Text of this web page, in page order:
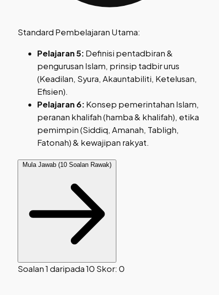
Standard Pembelajaran Utama:
Pelajaran 5: Definisi pentadbiran &
pengurusan Islam, prinsip tadbir urus
(Keadilan, Syura, Akauntabiliti, Ketelusan,
Efisien).
Pelajaran 6: Konsep pemerintahan Islam,
peranan khalifah (hamba & khalifah), etika
pemimpin (Siddiq, Amanah, Tabligh,
Fatonah) & kewajipan rakyat.
Mula Jawab (10 Soalan Rawak)
Soalan 1 daripada 10 Skor: 0